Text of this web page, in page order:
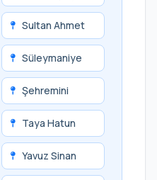
Sultan Ahmet
Süleymaniye
Şehremini
Taya Hatun
Yavuz Sinan